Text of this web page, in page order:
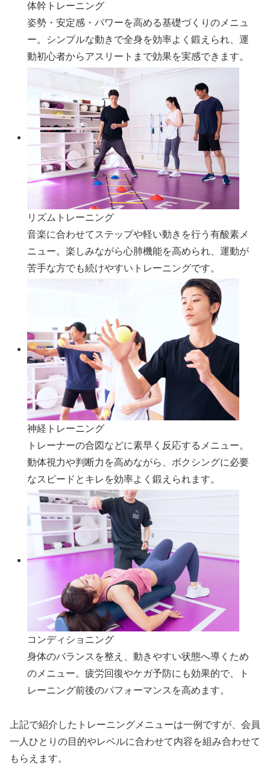
体幹トレーニング
姿勢・安定感・パワーを高める基礎づくりのメニュ
ー。シンプルな動きで全身を効率よく鍛えられ、運
動初心者からアスリートまで効果を実感できます。
リズムトレーニング
音楽に合わせてステップや軽い動きを行う有酸素メ
ニュー。楽しみながら心肺機能を高められ、運動が
苦手な方でも続けやすいトレーニングです。
神経トレーニング
トレーナーの合図などに素早く反応するメニュー。
動体視力や判断力を高めながら、ボクシングに必要
なスピードとキレを効率よく鍛えられます。
コンディショニング
身体のバランスを整え、動きやすい状態へ導くため
のメニュー。疲労回復やケガ予防にも効果的で、ト
レーニング前後のパフォーマンスを高めます。
上記で紹介したトレーニングメニューは一例ですが、会員
一人ひとりの目的やレベルに合わせて内容を組み合わせて
もらえます。